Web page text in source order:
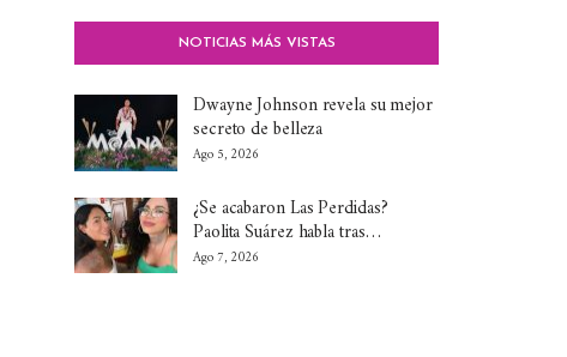
NOTICIAS MÁS VISTAS
Dwayne Johnson revela su mejor
secreto de belleza
Ago 5, 2026
¿Se acabaron Las Perdidas?
Paolita Suárez habla tras…
Ago 7, 2026